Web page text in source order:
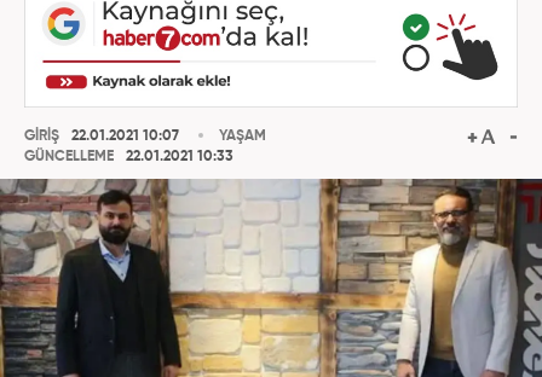
GİRİŞ
22.01.2021 10:07
GÜNCELLEME
22.01.2021 10:33
YAŞAM